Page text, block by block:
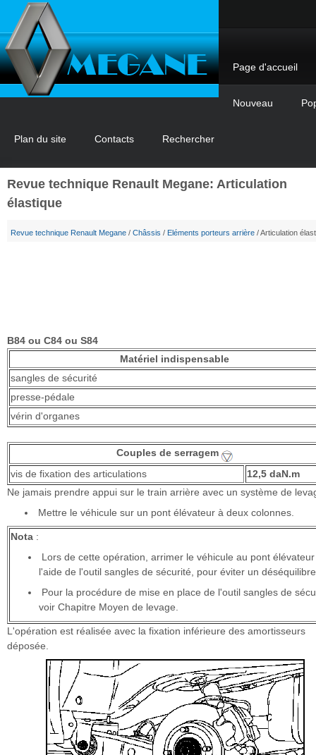
Page d'accueil
Nouveau
Plan du site Contacts Rechercher
Revue technique Renault Megane: Articulation
élastique
Revue technique Renault Megane / Châssis / Eléments porteurs arrière / Articulation
B84 ou C84 ou S84
Matériel indispensable
sangles de sécurité
presse-pédale
vérin d'organes
Couples de serragem
vis de fixation des articulations
12,5 daN.m
Ne jamais prendre appui sur le train arrière avec un système de
Mettre le véhicule sur un pont élévateur à deux colonnes.
Nota :
Lors de cette opération, arrimer le véhicule au pont
l'aide de l'outil sangles de sécurité, pour éviter un
Pour la procédure de mise en place de l'outil sangles de
voir Chapitre Moyen de levage.
L'opération est réalisée avec la fixation inférieure des amortisseurs
déposée.